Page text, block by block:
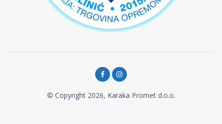
© Copyright 2026, Karaka Promet d.o.o.